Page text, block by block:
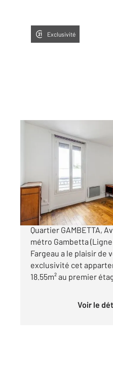
Exclusivité
PARIS 75020
18,55 m2, 1 pièce
Appartement F1
178
STUDIO DANS
Quartier GAMBETTA,
métro Gambetta
Fargeau a le plaisir de
exclusivité cet
18.55m² au premier
Voir le